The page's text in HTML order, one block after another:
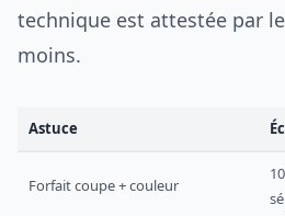
technique est attestée par
moins.
Astuce
Forfait coupe + couleur